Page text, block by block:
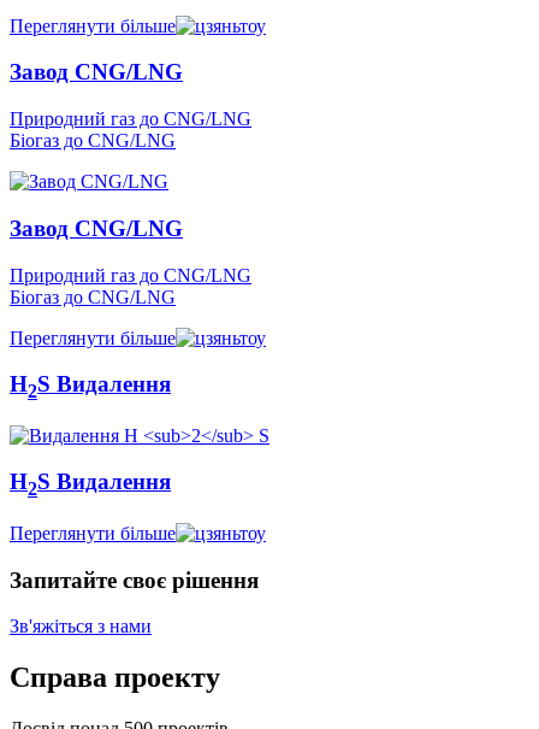
Переглянути більше
Завод CNG/LNG
Природний газ до CNG/LNG
Біогаз до CNG/LNG
Завод CNG/LNG
Природний газ до CNG/LNG
Біогаз до CNG/LNG
Переглянути більше
H2S Видалення
H2S Видалення
Переглянути більше
Запитайте своє рішення
Зв'яжіться з нами
Справа проекту